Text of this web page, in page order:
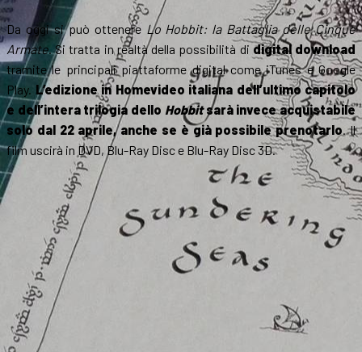
Da oggi si può ottenere Lo Hobbit: la Battaglia delle Cinque
Armate. Si tratta in realtà della possibilità di digital download
tramite le principali piattaforme digital come iTunes e Google
Play. L’edizione in Homevideo italiana dell’ultimo capitolo
e dell’intera trilogia dello Hobbitsarà invece acquistabile
solo dal 22 aprile, anche se è già possibile prenotarlo. Il
film uscirà in DVD, Blu-Ray Disc e Blu-Ray Disc 3D.